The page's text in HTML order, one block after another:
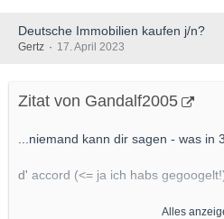
Deutsche Immobilien kaufen j/n?
Gertz 17. April 2023
Zitat von Gandalf2005
...niemand kann dir sagen - was in
d' accord (<= ja ich habs
Bei mir fällt im Juli erstmal der der
Alles